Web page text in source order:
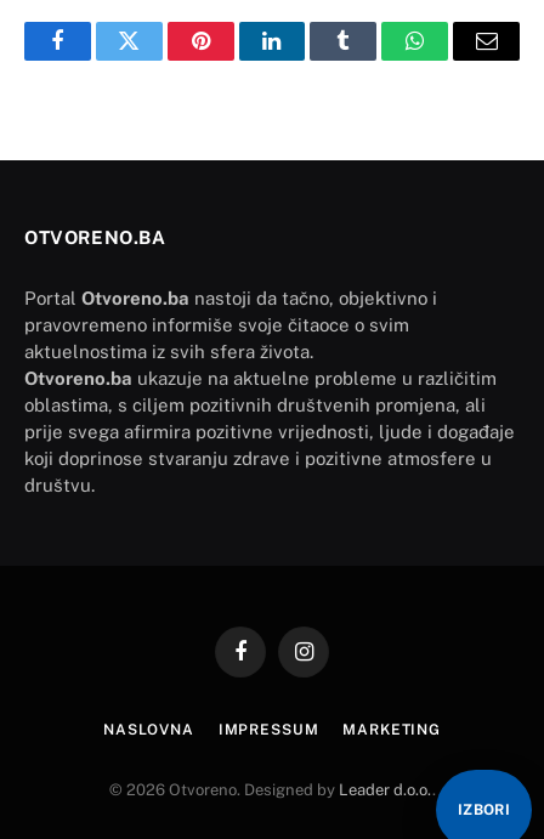
FacebookTwitter PinterestLinkedInTumblr WhatsAppEmail
OTVORENO.BA
Portal Otvoreno.ba nastoji da tačno, objektivno i
pravovremeno informiše svoje čitaoce o svim
aktuelnostima iz svih sfera života.
Otvoreno.ba ukazuje na aktuelne probleme u različitim
oblastima, s ciljem pozitivnih društvenih promjena, ali
prije svega afirmira pozitivne vrijednosti, ljude i događaje
koji doprinose stvaranju zdrave i pozitivne atmosfere u
društvu.
FacebookInstagram
NASLOVNA IMPRESSUM MARKETING
© 2026 Otvoreno. Designed by Leader d.o.o. .
IZBORI